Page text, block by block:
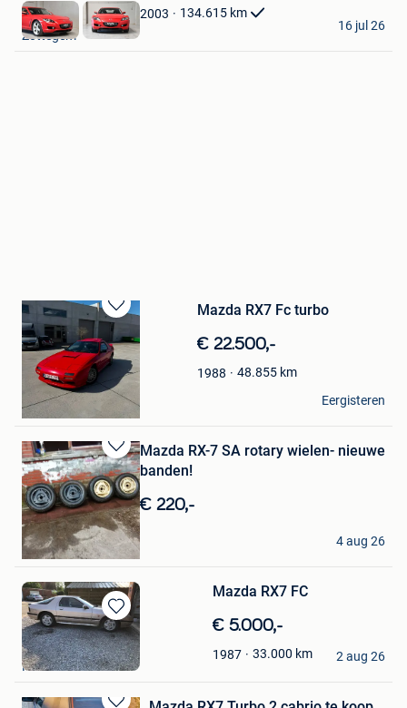
Favorieten
2003 134.615 km
GDC Auto
Zottegem
16 jul 26
Bewaren
in
Mijn
Favorieten
Mazda RX7 Fc turbo
€ 22.500,-
1988 48.855 km
Philippe
Jabbeke
Eergisteren
Bewaren
in
Mijn
Favorieten
Mazda RX-7 SA rotary wielen- nieuwe
banden!
€ 220,-
sibo jan
Langdorp
4 aug 26
Bewaren
in
Mijn
Favorieten
Mazda RX7 FC
€ 5.000,-
1987 33.000 km
heidi
Paal
2 aug 26